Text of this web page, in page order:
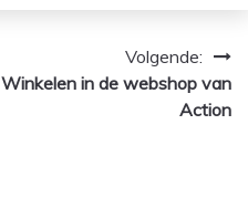
Volgende:
Winkelen in de webshop van
Action